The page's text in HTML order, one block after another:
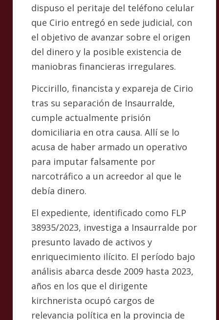
dispuso el peritaje del teléfono celular
que Cirio entregó en sede judicial, con
el objetivo de avanzar sobre el origen
del dinero y la posible existencia de
maniobras financieras irregulares.
Piccirillo, financista y expareja de Cirio
tras su separación de Insaurralde,
cumple actualmente prisión
domiciliaria en otra causa. Allí se lo
acusa de haber armado un operativo
para imputar falsamente por
narcotráfico a un acreedor al que le
debía dinero.
El expediente, identificado como FLP
38935/2023, investiga a Insaurralde por
presunto lavado de activos y
enriquecimiento ilícito. El período bajo
análisis abarca desde 2009 hasta 2023,
años en los que el dirigente
kirchnerista ocupó cargos de
relevancia política en la provincia de